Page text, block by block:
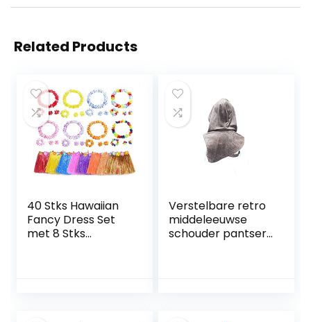
Related Products
40 Stks Hawaiian
Fancy Dress Set
met 8 Stks
Verstelbare retro
middeleeuwse
schouder pantser